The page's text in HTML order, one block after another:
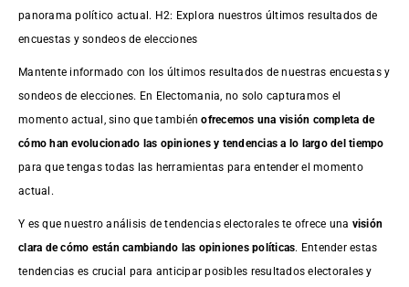
panorama político actual. H2: Explora nuestros últimos resultados de
encuestas y sondeos de elecciones
Mantente informado con los últimos resultados de nuestras encuestasy
sondeos de elecciones. En Electomania, no solo capturamos el
momento actual, sino que tambiénofrecemos una visión completa de
cómo han evolucionado las opiniones y tendencias a lo largo del tiempo
para que tengas todas las herramientas para entender el momento
actual.
Y es que nuestro análisis de tendencias electorales te ofrece una visión
clara de cómo están cambiando las opiniones políticas. Entender estas
tendencias es crucial para anticipar posibles resultados electorales y